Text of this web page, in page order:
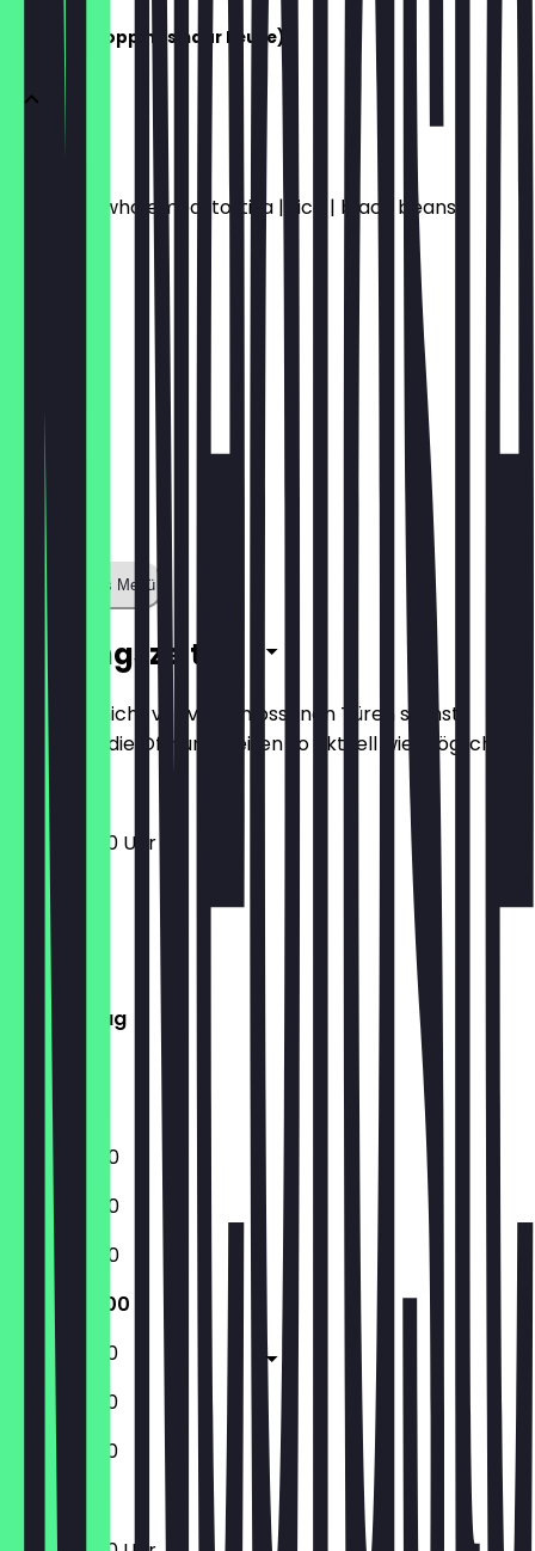
BURRITO (Toppings naar keuze)
Wheat or wholemeal tortilla | rice | black beans
Zeige ganzes Menü
Öffnungszeiten
Damit du nicht vor verschlossenen Türen stehst,
halten wir die Öffnungszeiten so aktuell wie möglich.
12:00 - 21:00 Uhr
Montag
Dienstag
Mittwoch
Donnerstag
Freitag
Samstag
Sonntag
16:00 - 21:00
16:00 - 21:00
16:00 - 21:00
12:00 - 21:00
12:00 - 21:00
12:00 - 21:00
12:00 - 21:00